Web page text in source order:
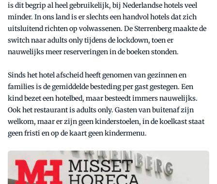
is dit begrip al heel gebruikelijk, bij Nederlandse hotels veel
minder. In ons land is er slechts een handvol hotels dat zich
uitsluitend richten op volwassenen. De Sterrenberg maakte de
switch naar adults only tijdens de lockdown, toen er
nauwelijks meer reserveringen in de boeken stonden.
Sinds het hotel afscheid heeft genomen van gezinnen en
families is de gemiddelde besteding per gast gestegen. Een
kind bezet een hotelbed, maar besteedt immers nauwelijks.
Ook het restaurant is adults only. Gasten van buitenaf zijn
welkom, maar er zijn geen kinderstoelen, in de koelkast staat
geen fristi en op de kaart geen kindermenu.